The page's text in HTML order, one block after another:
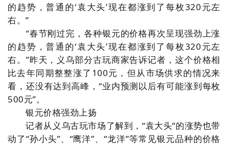
的趋势，普通的‘袁大头’现在都涨到了每枚320元左
右。”
“春节刚过完，各种银元的价格再次呈现强劲上涨
的趋势，普通的‘袁大头’现在都涨到了每枚320元左
右。”昨天，义乌部分古玩商家告诉记者，这个价格相
比去年同期整整涨了100元，但从市场供求的情况来
看，还没有达到高峰，“业内预测以后有可能涨到每枚
500元”。
银元价格强劲上扬
记者从义乌古玩市场了解到，“袁大头“的涨势也带
动了“孙小头”、“鹰洋”、“龙洋”等常见银元品种的价格